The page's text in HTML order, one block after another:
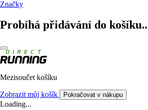
Značky
Probíhá přidávání do
Mezisoučet košíku
Zobrazit můj košík Pokračovat v nákupu
Loading...